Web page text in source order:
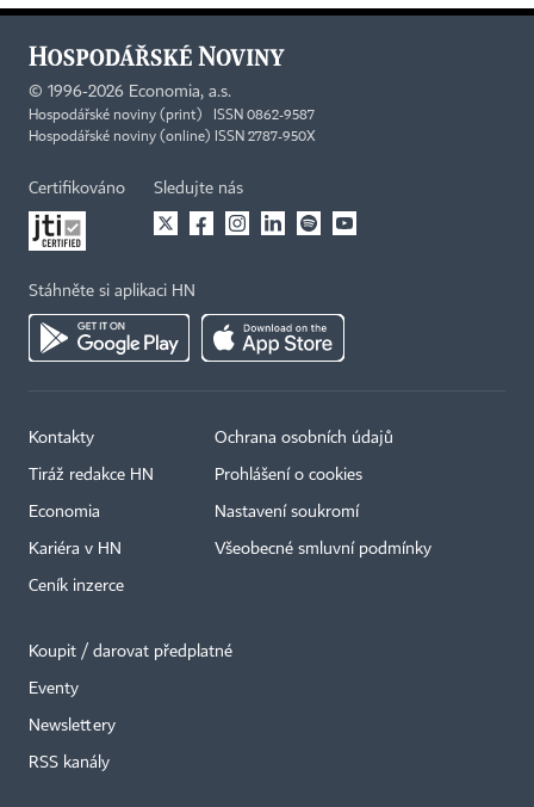
© 1996-2026 Economia, a.s.
Hospodářské noviny (print) ISSN 0862-9587
Hospodářské noviny (online) ISSN 2787-950X
Certifikováno Sledujte nás
Stáhněte si aplikaci HN
Kontakty
Tiráž redakce HN
Economia
Kariéra v HN
Ceník inzerce
Ochrana osobních údajů
Prohlášení o cookies
Nastavení soukromí
Všeobecné smluvní podmínky
Koupit / darovat předplatné
Eventy
Newslettery
RSS kanály